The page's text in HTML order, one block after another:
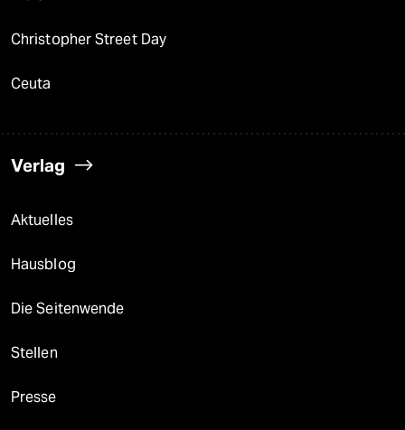
Christopher Street Day
Ceuta
Verlag
Aktuelles
Hausblog
Die Seitenwende
Stellen
Presse